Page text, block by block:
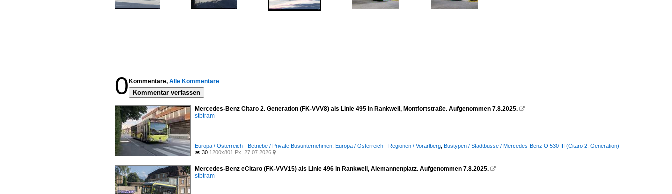
0 Kommentare, Alle Kommentare
Kommentar verfassen
Mercedes-Benz Citaro 2. Generation (FK-VVV8) als Linie 495 in Rankweil, Montfortstraße. Aufgenommen 7.8.2025. 
stbtram
Europa / Österreich - Betriebe / Private Busunternehmen Europa / Österreich - Regionen / Vorarlberg Bustypen / Stadtbusse / Mercedes-Benz O 530 III (Citaro 2. Generation)
 30 1200x801 Px, 27.07.2026 
Mercedes-Benz eCitaro (FK-VVV15) als Linie 496 in Rankweil, Alemannenplatz. Aufgenommen 7.8.2025. 
stbtram